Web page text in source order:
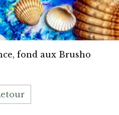
fond aux Brusho